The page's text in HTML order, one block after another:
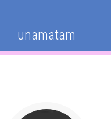
unamatam